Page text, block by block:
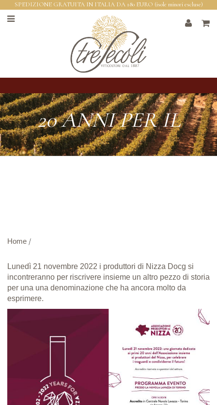
SPEDIZIONE GRATUITA IN ITALIA DA 180 EURO (isole minori escluse)
20 ANNI PER IL
Home /
Lunedì 21 novembre 2022 i produttori di Nizza Docg si
incontreranno per riscrivere insieme un altro pezzo di storia
per una una denominazione che ha ancora molto da
esprimere.